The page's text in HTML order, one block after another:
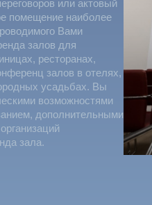
или актовый
помещение наиболее
Вами
залов для
ресторанах,
залов в отелях,
усадьбах. Вы
возможностями
дополнительными
зала.